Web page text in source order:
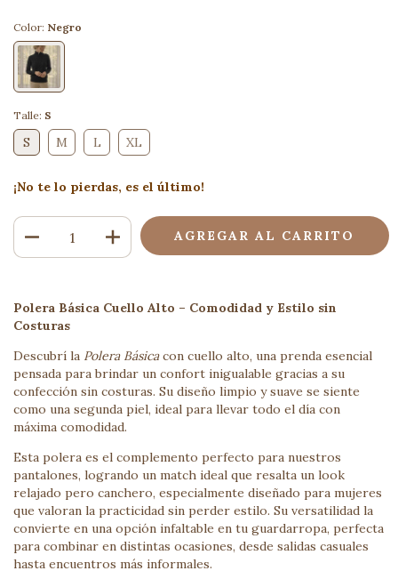
Color: Negro
Talle: S
S M L XL
¡No te lo pierdas, es el último!
Polera Básica Cuello Alto – Comodidad y Estilo sin
Costuras
Descubrí la Polera Básicacon cuello alto, una prenda esencial
pensada para brindar un confort inigualable gracias a su
confección sin costuras. Su diseño limpio y suave se siente
como una segunda piel, ideal para llevar todo el día con
máxima comodidad.
Esta polera es el complemento perfecto para nuestros
pantalones, logrando un match ideal que resalta un look
relajado pero canchero, especialmente diseñado para mujeres
que valoran la practicidad sin perder estilo. Su versatilidad la
convierte en una opción infaltable en tu guardarropa, perfecta
para combinar en distintas ocasiones, desde salidas casuales
hasta encuentros más informales.